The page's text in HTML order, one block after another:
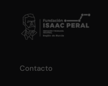
Contacto